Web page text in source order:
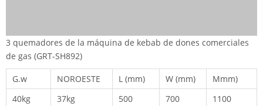
3 quemadores de la máquina de kebab de dones comerciales
de gas (GRT-SH892)
G.w NOROESTE L (mm) W (mm)
Mmm)
40kg
37kg 500 700 1100